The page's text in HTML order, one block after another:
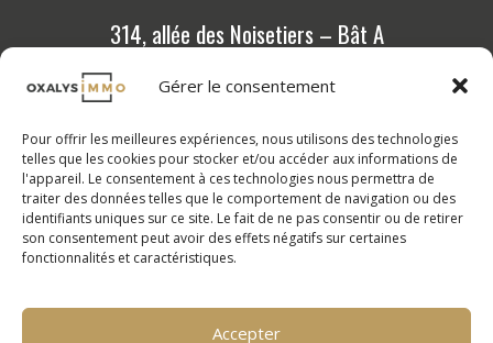
Gérer le consentement
Pour offrir les meilleures expériences, nous utilisons des technologies
telles que les cookies pour stocker et/ou accéder aux informations de
l'appareil. Le consentement à ces technologies nous permettra de
traiter des données telles que le comportement de navigation ou des
identifiants uniques sur ce site. Le fait de ne pas consentir ou de retirer
son consentement peut avoir des effets négatifs sur certaines
fonctionnalités et caractéristiques.
Accepter
314, allée des Noisetiers – Bât A
Programmes neufs
Outils et conseils
Calcul de vos mensualités
Nos valeurs